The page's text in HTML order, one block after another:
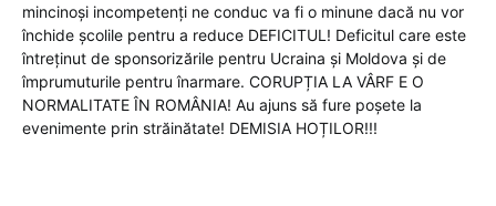
mincinoși incompetenți ne conduc va fi o minune dacă nu vor
închide școlile pentru a reduce DEFICITUL! Deficitul care este
întreținut de sponsorizările pentru Ucraina și Moldova și de
împrumuturile pentru înarmare. CORUPȚIA LA VÂRF E O
NORMALITATE ÎN ROMÂNIA! Au ajuns să fure poșete la
evenimente prin străinătate! DEMISIA HOȚILOR!!!